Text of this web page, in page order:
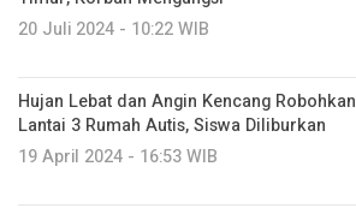
20 Juli 2024 - 10:22 WIB
Hujan Lebat dan Angin Kencang Robohkan
Lantai 3 Rumah Autis, Siswa Diliburkan
19 April 2024 - 16:53 WIB